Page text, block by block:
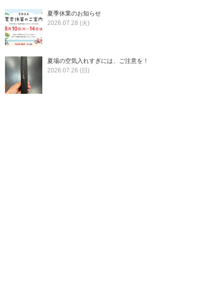
夏季休業のお知らせ
2026.07.28 (火)
夏場の空気入れすぎには、ご注意を！
2026.07.26 (日)